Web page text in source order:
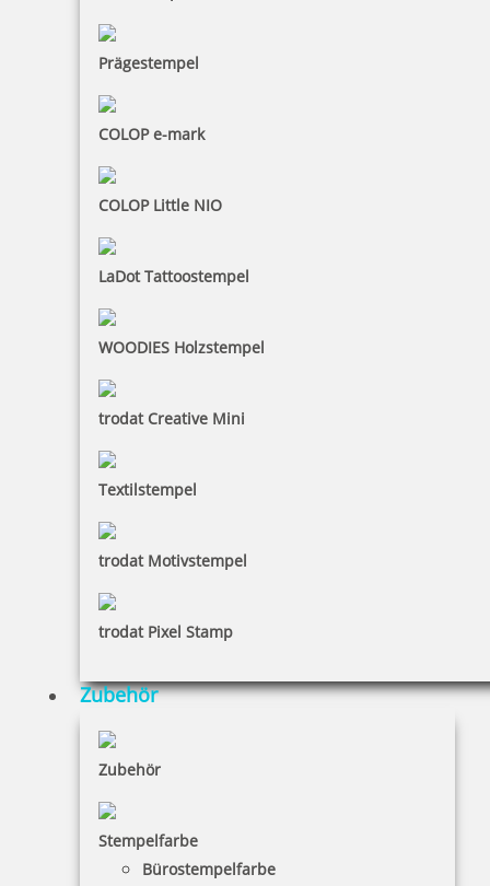
Prägestempel
COLOP e-mark
COLOP Little NIO
LaDot Tattoostempel
WOODIES Holzstempel
trodat Creative Mini
Textilstempel
trodat Motivstempel
trodat Pixel Stamp
Zubehör
Zubehör
Stempelfarbe
Bürostempelfarbe